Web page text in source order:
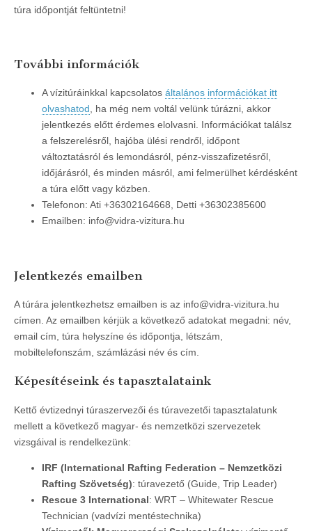
túra időpontját feltüntetni!
További információk
A vízitúráinkkal kapcsolatos általános információkat itt
olvashatod, ha még nem voltál velünk túrázni, akkor
jelentkezés előtt érdemes elolvasni. Információkat találsz
a felszerelésről, hajóba ülési rendről, időpont
változtatásról és lemondásról, pénz-visszafizetésről,
időjárásról, és minden másról, ami felmerülhet kérdésként
a túra előtt vagy közben.
Telefonon: Ati +36302164668, Detti +36302385600
Emailben: info@vidra-vizitura.hu
Jelentkezés emailben
A túrára jelentkezhetsz emailben is az info@vidra-vizitura.hu
címen. Az emailben kérjük a következő adatokat megadni: név,
email cím, túra helyszíne és időpontja, létszám,
mobiltelefonszám, számlázási név és cím.
Képesítéseink és tapasztalataink
Kettő évtizednyi túraszervezői és túravezetői tapasztalatunk
mellett a következő magyar- és nemzetközi szervezetek
vizsgáival is rendelkezünk:
IRF (International Rafting Federation – Nemzetközi
Rafting Szövetség): túravezető (Guide, Trip Leader)
Rescue 3 International: WRT – Whitewater Rescue
Technician (vadvízi mentéstechnika)